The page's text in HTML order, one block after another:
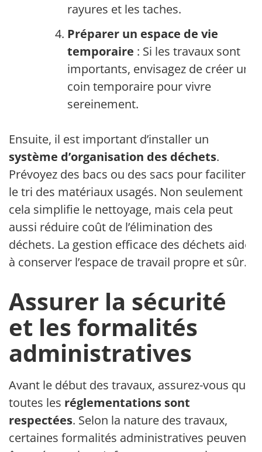
rayures et les taches.
Préparer un espace de vie
temporaire : Si les travaux sont
importants, envisagez de créer un
coin temporaire pour vivre
sereinement.
Ensuite, il est important d’installer un
système d’organisation des déchets.
Prévoyez des bacs ou des sacs pour faciliter
le tri des matériaux usagés. Non seulement
cela simplifie le nettoyage, mais cela peut
aussi réduire coût de l’élimination des
déchets. La gestion efficace des déchets aide
à conserver l’espace de travail propre et sûr.
Assurer la sécurité
et les formalités
administratives
Avant le début des travaux, assurez-vous que
toutes les réglementations sont
respectées. Selon la nature des travaux,
certaines formalités administratives peuvent